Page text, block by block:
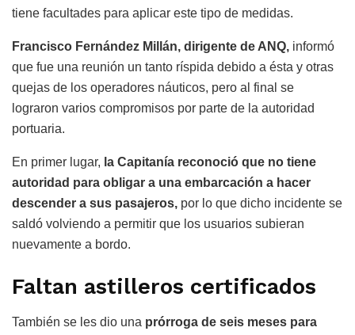
tiene facultades para aplicar este tipo de medidas.
Francisco Fernández Millán, dirigente de ANQ, informó
que fue una reunión un tanto ríspida debido a ésta y otras
quejas de los operadores náuticos, pero al final se
lograron varios compromisos por parte de la autoridad
portuaria.
En primer lugar, la Capitanía reconoció que no tiene
autoridad para obligar a una embarcación a hacer
descender a sus pasajeros, por lo que dicho incidente se
saldó volviendo a permitir que los usuarios subieran
nuevamente a bordo.
Faltan astilleros certificados
También se les dio una prórroga de seis meses para